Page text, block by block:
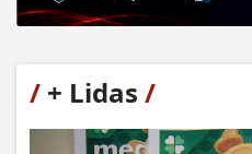
/ + Lidas /